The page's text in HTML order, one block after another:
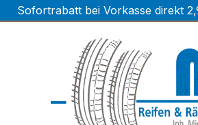
Zum Hauptinhalt springen
Sofortrabatt bei Vorkasse direkt